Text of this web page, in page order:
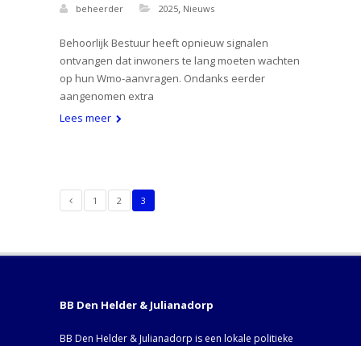
beheerder 2025, Nieuws
Behoorlijk Bestuur heeft opnieuw signalen
ontvangen dat inwoners te lang moeten wachten
op hun Wmo-aanvragen. Ondanks eerder
aangenomen extra
Lees meer
1 2 3
BB Den Helder & Julianadorp
BB Den Helder & Julianadorp is een lokale politieke